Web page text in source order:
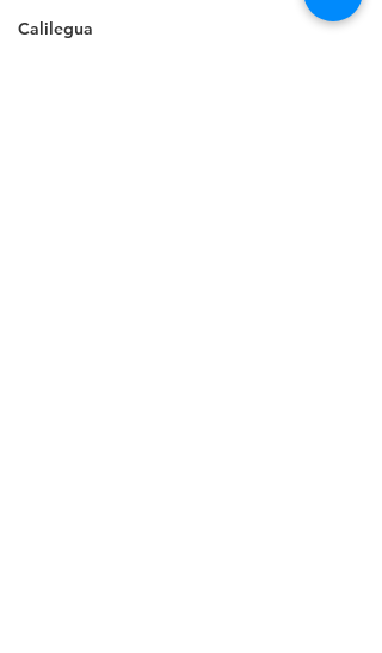
Calilegua